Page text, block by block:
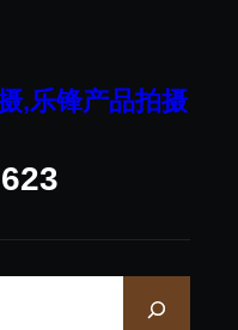
,乐锋产品拍摄